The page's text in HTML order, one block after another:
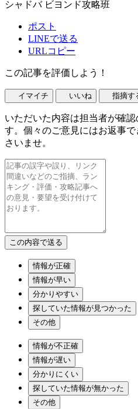
シャドバ ビヨンド攻略班
ポスト
LINEで送る
URLコピー
この記事を評価しよう！
イマイチ いいね 指摘す
いただいた内容は担当者が確
す。個々のご意見にはお返事
さいませ。
情報が正確
情報が早い
分かりやすい
探していた情報が見つかった
その他
情報が不正確
情報が遅い
分かりにくい
探していた情報が無かった
その他